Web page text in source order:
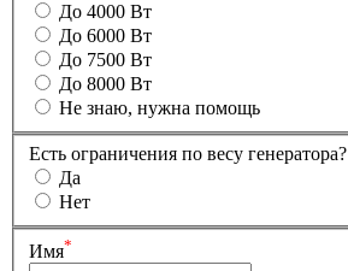
До 4000 Вт
До 6000 Вт
До 7500 Вт
До 8000 Вт
Не знаю, нужна помощь
Есть ограничения по весу генератора?
Да
Нет
Имя*